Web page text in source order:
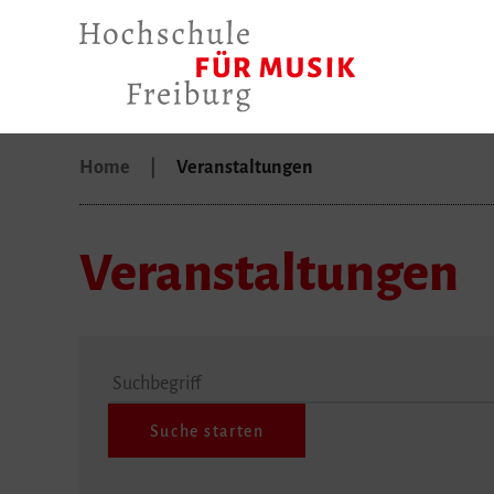
Home Veranstaltungen
Veranstaltungen
Suchbegriff